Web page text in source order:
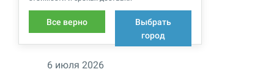
Все верно
Выбрать
город
НОВОСТИ
6 июля 2026